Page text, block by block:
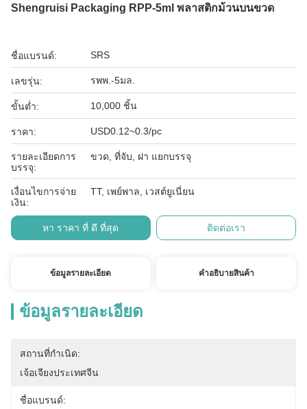
Shengruisi Packaging RPP-5ml พลาสติกม้วนบนขวด
ชื่อแบรนด์: SRS
เลขรุ่น: รพพ.-5มล.
ขั้นต่ำ: 10,000 ชิ้น
ราคา: USD0.12~0.3/pc
รายละเอียดการ
บรรจุ:
ขวด, ที่จับ, ฝา แยกบรรจุ
เงื่อนไขการจ่าย
เงิน:
TT, เพย์พาล, เวสต์ยูเนี่ยน
หา ราคา ที่ ดี ที่สุด ติดต่อเรา
ข้อมูลรายละเอียด คําอธิบายสินค้า
ข้อมูลรายละเอียด
สถานที่กำเนิด:
เจ้อเจียงประเทศจีน
ชื่อแบรนด์: